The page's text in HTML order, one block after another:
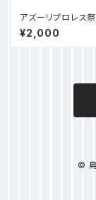
アズーリプロレス
ルタオル出来ました！
¥2,000
© 鳥